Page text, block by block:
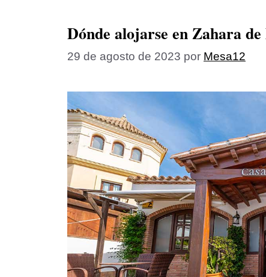
Dónde alojarse en Zahara de
29 de agosto de 2023 por Mesa12